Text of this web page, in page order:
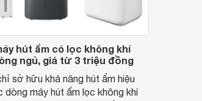
hút ẩm có lọc không khí
ngủ, giá từ 3 triệu đồng
sở hữu khả năng hút ẩm hiệu
dòng máy hút ẩm lọc không khí